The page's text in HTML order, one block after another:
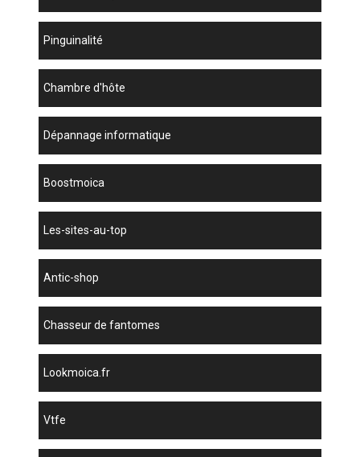
Pinguinalité
chambre d'hôte
dépannage informatique
boostmoica
les-sites-au-top
antic-shop
chasseur de fantomes
lookmoica.fr
vtfe